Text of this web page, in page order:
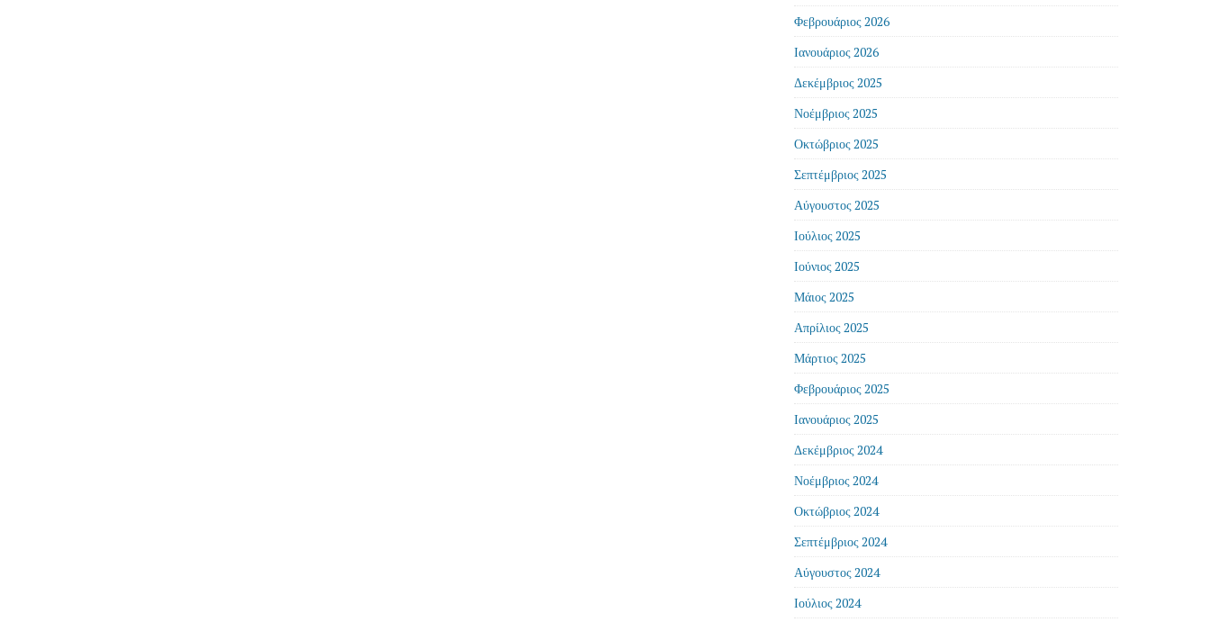
Φεβρουάριος 2026
Ιανουάριος 2026
Δεκέμβριος 2025
Νοέμβριος 2025
Οκτώβριος 2025
Σεπτέμβριος 2025
Αύγουστος 2025
Ιούλιος 2025
Ιούνιος 2025
Μάιος 2025
Απρίλιος 2025
Μάρτιος 2025
Φεβρουάριος 2025
Ιανουάριος 2025
Δεκέμβριος 2024
Νοέμβριος 2024
Οκτώβριος 2024
Σεπτέμβριος 2024
Αύγουστος 2024
Ιούλιος 2024